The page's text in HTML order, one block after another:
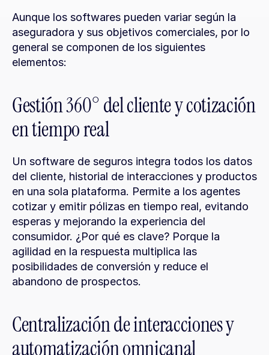
Aunque los softwares pueden variar según la
aseguradora y sus objetivos comerciales, por lo
general se componen de los siguientes
elementos:
Gestión 360° del cliente y cotización
en tiempo real
Un software de seguros integra todos los datos
del cliente, historial de interacciones y productos
en una sola plataforma. Permite a los agentes
cotizar y emitir pólizas en tiempo real, evitando
esperas y mejorando la experiencia del
consumidor. ¿Por qué es clave? Porque la
agilidad en la respuesta multiplica las
posibilidades de conversión y reduce el
abandono de prospectos.
Centralización de interacciones y
automatización omnicanal